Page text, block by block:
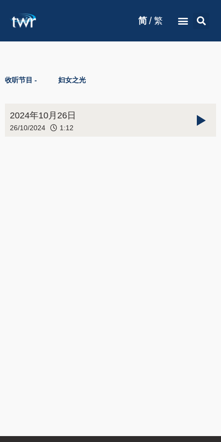
简 / 繁
收听节目 - 妇女之光
2024年10月26日
26/10/2024 1:12